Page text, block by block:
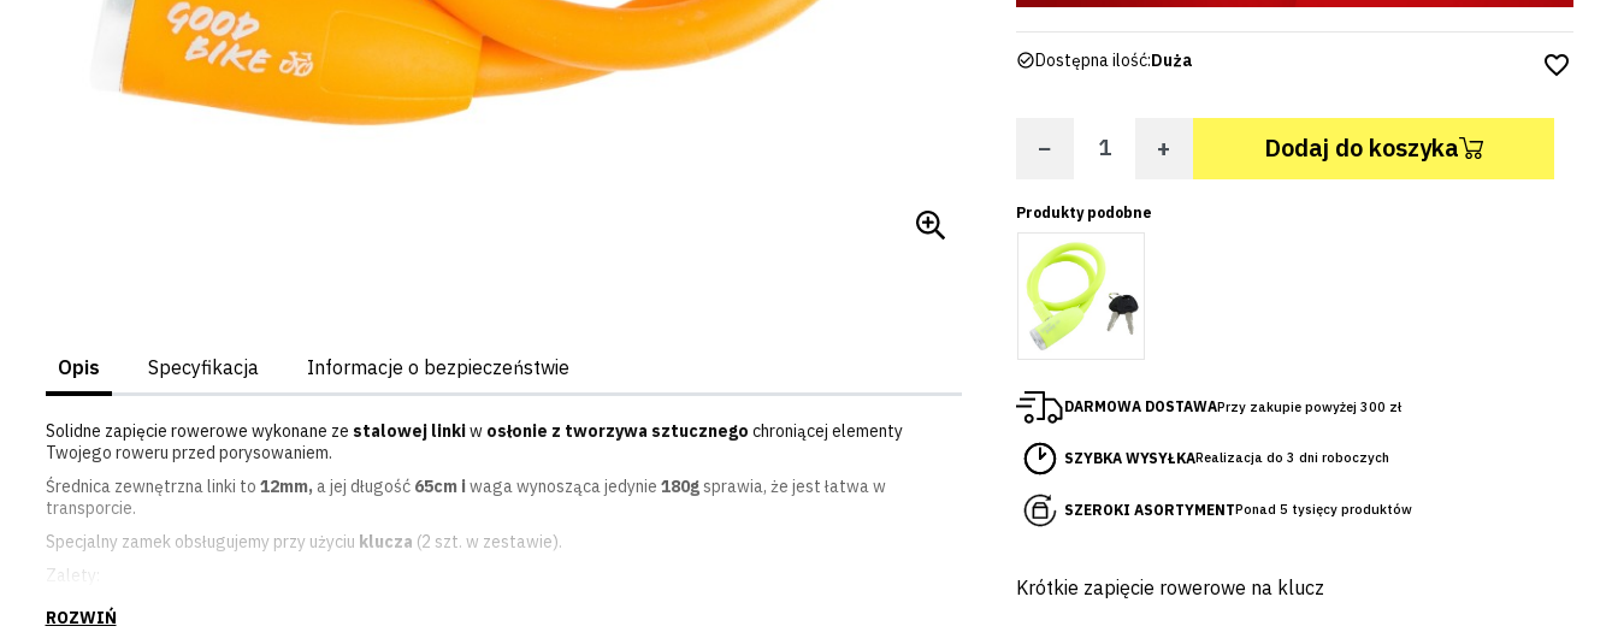
Opis Specyfikacja Informacje o bezpieczeństwie
Solidne zapięcie rowerowe wykonane ze stalowej linkiw osłonie z tworzywa sztucznego chroniącej elementy
Twojego roweru przed porysowaniem.
Średnica zewnętrzna linki to 12mm, a jej długość 65cm i waga wynosząca jedynie 180gsprawia, że jest łatwa w
transporcie.
Specjalny zamek obsługujemy przy użyciu klucza (2 szt. w zestawie).
Zalety:
atrakcyjna cena,
Dostępna ilość:Duża favorite_border
− + Dodaj do koszyka
Produkty podobne
DARMOWA DOSTAWAPrzy zakupie powyżej 300 zł
SZYBKA WYSYŁKARealizacja do 3 dni roboczych
SZEROKI ASORTYMENTPonad 5 tysięcy produktów
Krótkie zapięcie rowerowe na klucz